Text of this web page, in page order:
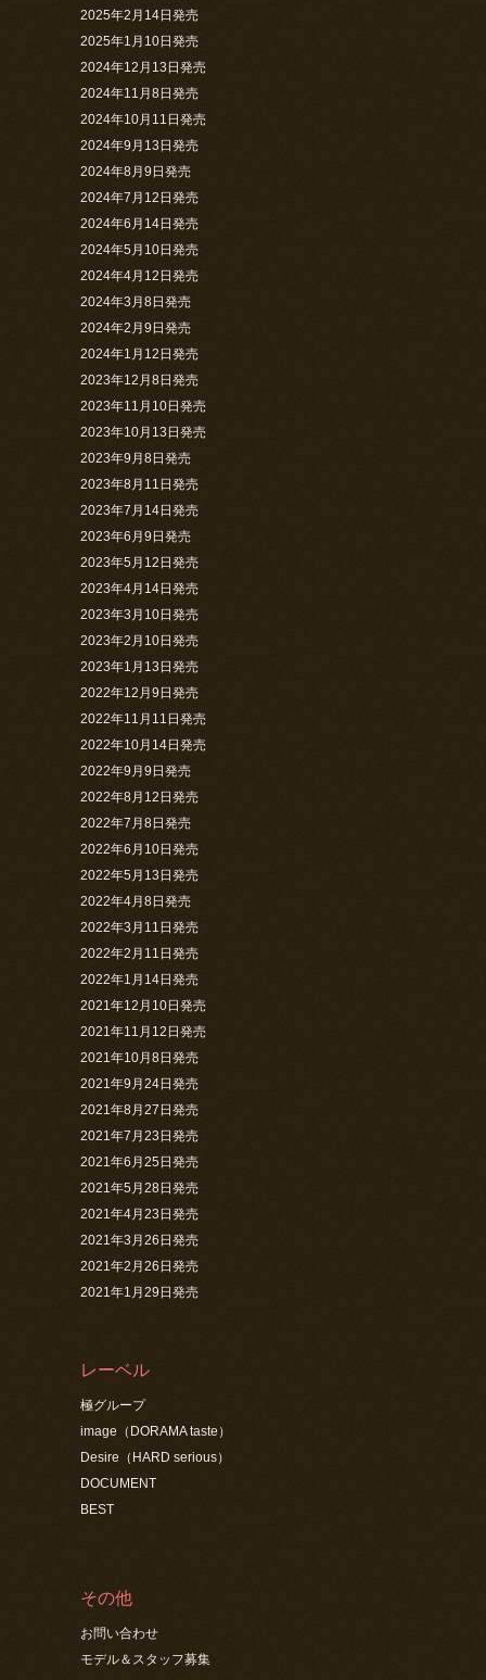
2025年2月14日発売
2025年1月10日発売
2024年12月13日発売
2024年11月8日発売
2024年10月11日発売
2024年9月13日発売
2024年8月9日発売
2024年7月12日発売
2024年6月14日発売
2024年5月10日発売
2024年4月12日発売
2024年3月8日発売
2024年2月9日発売
2024年1月12日発売
2023年12月8日発売
2023年11月10日発売
2023年10月13日発売
2023年9月8日発売
2023年8月11日発売
2023年7月14日発売
2023年6月9日発売
2023年5月12日発売
2023年4月14日発売
2023年3月10日発売
2023年2月10日発売
2023年1月13日発売
2022年12月9日発売
2022年11月11日発売
2022年10月14日発売
2022年9月9日発売
2022年8月12日発売
2022年7月8日発売
2022年6月10日発売
2022年5月13日発売
2022年4月8日発売
2022年3月11日発売
2022年2月11日発売
2022年1月14日発売
2021年12月10日発売
2021年11月12日発売
2021年10月8日発売
2021年9月24日発売
2021年8月27日発売
2021年7月23日発売
2021年6月25日発売
2021年5月28日発売
2021年4月23日発売
2021年3月26日発売
2021年2月26日発売
2021年1月29日発売
レーベル
極グループ
image（DORAMA taste）
Desire（HARD serious）
DOCUMENT
BEST
その他
お問い合わせ
モデル＆スタッフ募集